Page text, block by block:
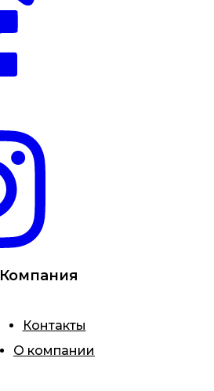
Компания
Контакты
О компании